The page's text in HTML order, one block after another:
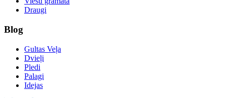
Draugi
Blog
Gultas Veļa
Dvieļi
Pledi
Palagi
Idejas